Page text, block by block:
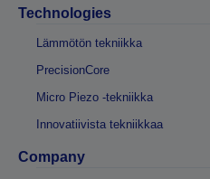
Technologies
Lämmötön tekniikka
PrecisionCore
Micro Piezo -tekniikka
Innovatiivista tekniikkaa
Company